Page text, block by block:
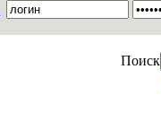
Поиск